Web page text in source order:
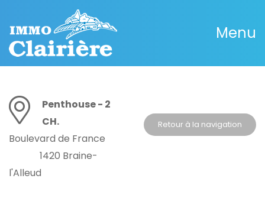
Menu
Penthouse - 2
CH.
Boulevard de France
1420 Braine-
l'Alleud
Retour à la navigation